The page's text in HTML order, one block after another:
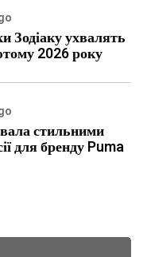
Зодіаку ухвалять
2026 року
стильними
для бренду Puma